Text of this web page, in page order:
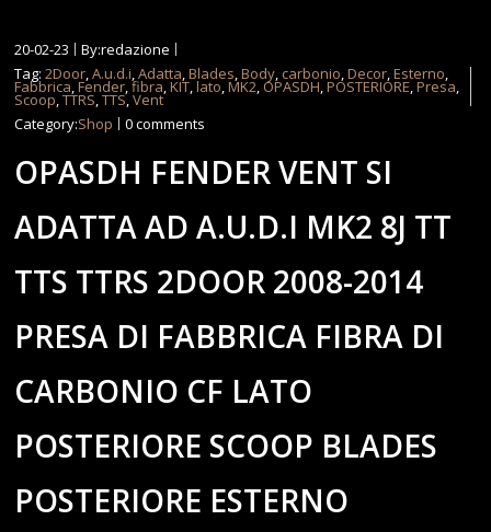
20-02-23
By:redazione
Tag:2Door,A.u.d.i,Adatta,Blades,Body, carbonio,Decor,Esterno,
Fabbrica,Fender,fibra,KIT,lato,MK2, OPASDH,POSTERIORE,Presa,
Scoop,TTRS,TTS,Vent
Category:Shop 0 comments
OPASDH FENDER VENT SI
ADATTA AD A.U.D.I MK2 8J TT
TTS TTRS 2DOOR 2008-2014
PRESA DI FABBRICA FIBRA DI
CARBONIO CF LATO
POSTERIORE SCOOP BLADES
POSTERIORE ESTERNO